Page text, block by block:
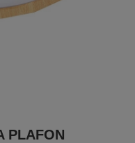
PLAFON